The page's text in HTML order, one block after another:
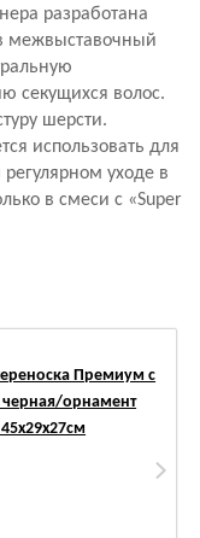
разработана
межвыставочный
секущихся волос.
шерсти.
использовать для
уходе в
в смеси с «Super
Премиум с
орнамент